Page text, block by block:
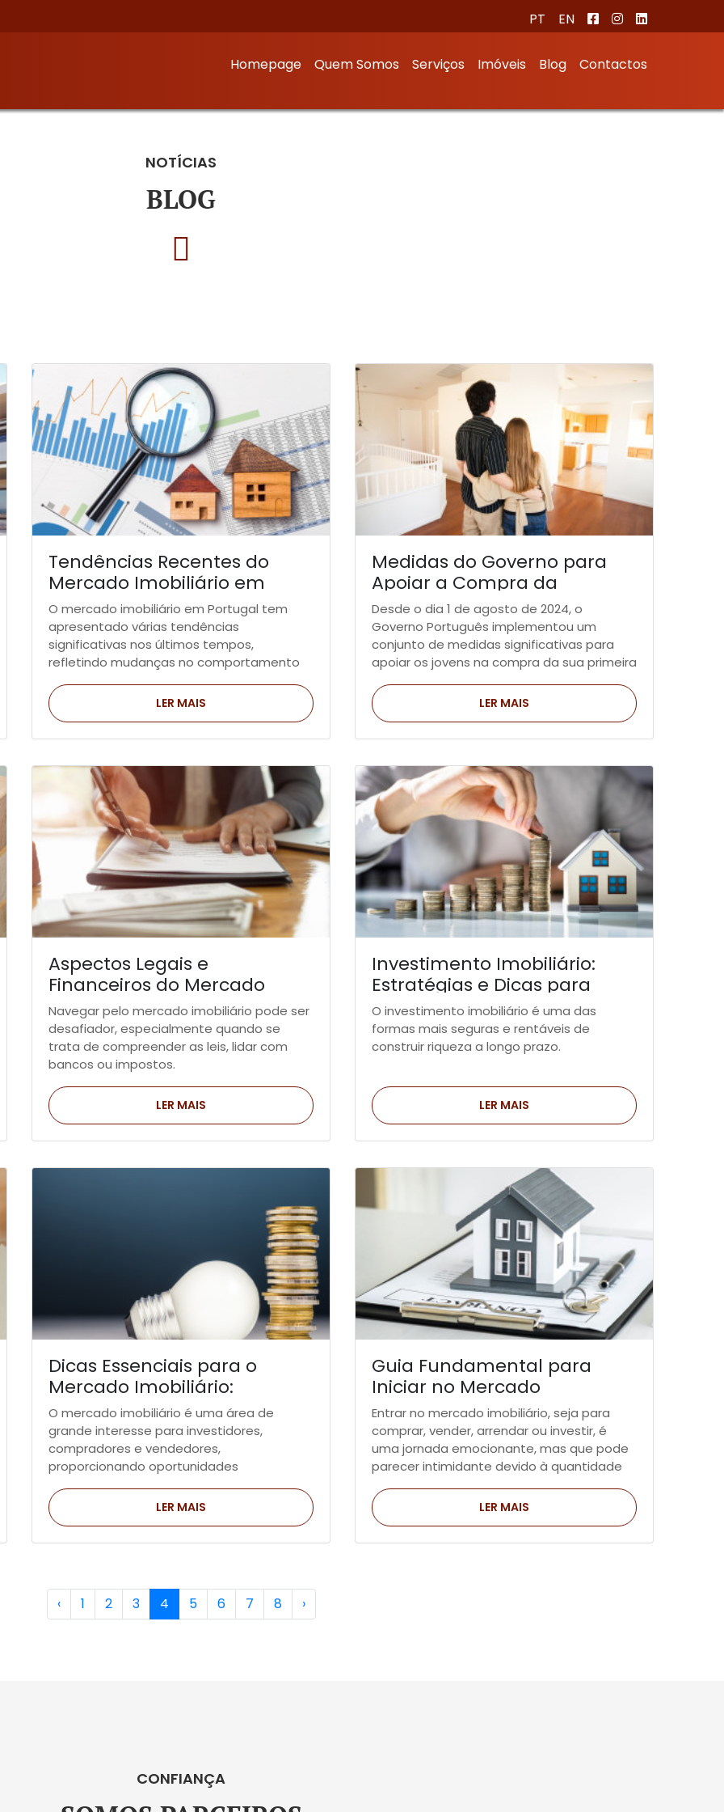
PT EN
Homepage Quem Somos Serviços Imóveis Blog Contactos
NOTÍCIAS
BLOG
Tendências Recentes do
Mercado Imobiliário em
Portugal
O mercado imobiliário em Portugal tem
apresentado várias tendências
significativas nos últimos tempos,
refletindo mudanças no comportamento
políticas governamentais.
LER MAIS
Medidas do Governo para
Apoiar a Compra da
Primeira Casa por Jovens
Desde o dia 1 de agosto de 2024, o
Governo Português implementou um
conjunto de medidas significativas para
apoiar os jovens na compra da sua primeira
LER MAIS
Aspectos Legais e
Financeiros do Mercado
Imobiliário: O Que Precisa de
Saber
Navegar pelo mercado imobiliário pode ser
desafiador, especialmente quando se
trata de compreender as leis, lidar com
bancos ou impostos.
LER MAIS
Investimento Imobiliário:
Estratégias e Dicas para
Sucesso
O investimento imobiliário é uma das
formas mais seguras e rentáveis de
construir riqueza a longo prazo.
LER MAIS
Dicas Essenciais para o
Mercado Imobiliário:
Potencializar Investimentos e
Oportunidades
O mercado imobiliário é uma área de
grande interesse para investidores,
compradores e vendedores,
proporcionando oportunidades
estabilidade.
LER MAIS
Guia Fundamental para
Iniciar no Mercado
Imobiliário
Entrar no mercado imobiliário, seja para
comprar, vender, arrendar ou investir, é
uma jornada emocionante, mas que pode
parecer intimidante devido à quantidade
LER MAIS
‹ 1 2 3 4 5 6 7 8 ›
CONFIANÇA